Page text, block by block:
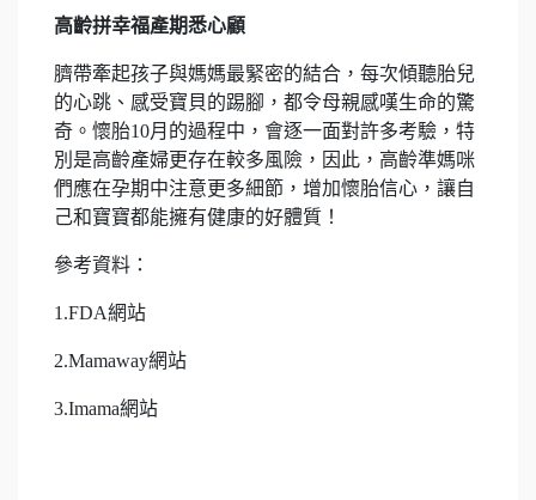
高齡拼幸福產期悉心顧
臍帶牽起孩子與媽媽最緊密的結合，每次傾聽胎兒
的心跳、感受寶貝的踢腳，都令母親感嘆生命的驚
奇。懷胎10月的過程中，會逐一面對許多考驗，特
別是高齡產婦更存在較多風險，因此，高齡準媽咪
們應在孕期中注意更多細節，增加懷胎信心，讓自
己和寶寶都能擁有健康的好體質！
參考資料：
1.FDA網站
2.Mamaway網站
3.Imama網站